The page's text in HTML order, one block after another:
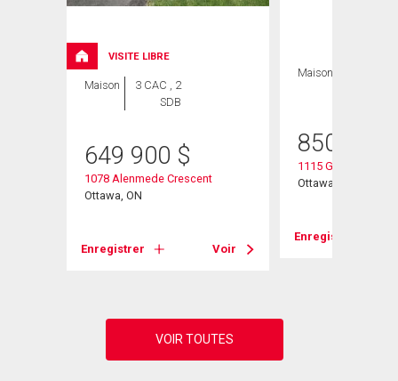
VISITE LIBRE
Maison
3 CAC , 2
SDB
649 900 $
1078 Alenmede Crescent
Ottawa, ON
Enregistrer Voir
Maison
850 000
1115 Grenon
Ottawa, ON
Enregistrer